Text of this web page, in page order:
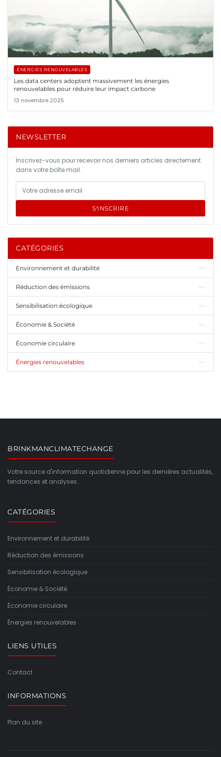
ÉNERGIES RENOUVELABLES
Les data centers adoptent massivement les énergies
renouvelables pour réduire leur impact carbone
13 novembre 2025
NEWSLETTER
Inscrivez-vous pour recevoir nos derniers articles directement
dans votre boîte mail.
S'INSCRIRE
CATÉGORIES
Environnement et durabilité
Réduction des émissions
Sensibilisation écologique
Économie & Société
Économie circulaire
Énergies renouvelables
BRINKMANCLIMATECHANGE
Votre source d'information quotidienne pour les dernières actualités,
tendances et analyses.
CATÉGORIES
Environnement et durabilité
Réduction des émissions
Sensibilisation écologique
Économie & Société
Économie circulaire
Énergies renouvelables
LIENS UTILES
Contact
INFORMATIONS
Plan du site